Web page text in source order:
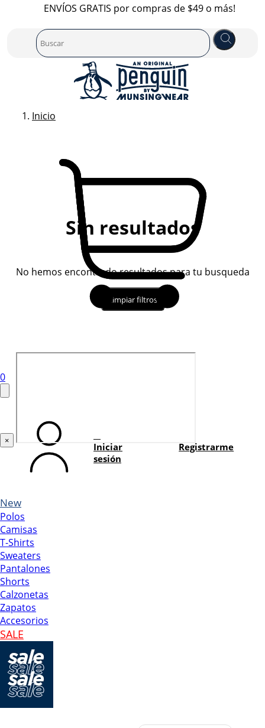
ENVÍOS GRATIS por compras de $49 o más!
0
Iniciar
sesión
Registrarme
New
Polos
Camisas
T-Shirts
Sweaters
Pantalones
Shorts
Calzonetas
Zapatos
Accesorios
SALE
Inicio
Sin resultados
No hemos encontrado resultados para tu busqueda
Limpiar filtros
×